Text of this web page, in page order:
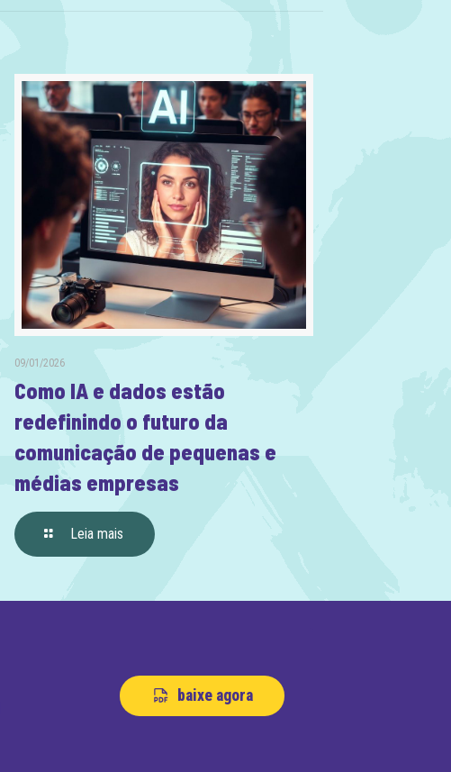
09/01/2026
Como IA e dados estão
redefinindo o futuro da
comunicação de pequenas e
médias empresas
Leia mais
baixe agora